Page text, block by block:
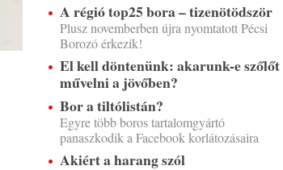
A régió top25 bora – tizenötödször
Plusz novemberben újra nyomtatott Pécsi
Borozó érkezik!
El kell döntenünk: akarunk-e szőlőt
művelni a jövőben?
Bor a tiltólistán?
Egyre több boros tartalomgyártó
panaszkodik a Facebook korlátozásaira
Akiért a harang szól